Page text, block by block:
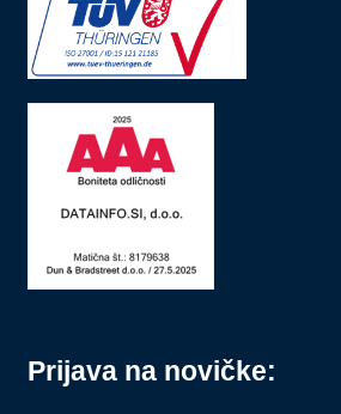
Prijava na novičke: